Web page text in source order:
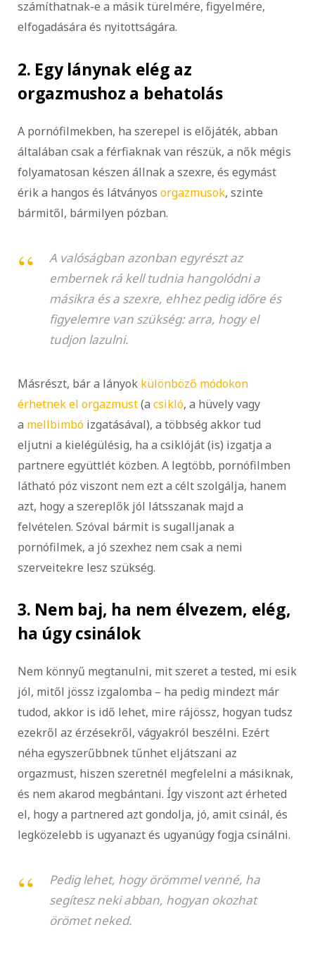
számíthatnak-e a másik türelmére, figyelmére,
elfogadására és nyitottságára.
2. Egy lánynak elég az
orgazmushoz a behatolás
A pornófilmekben, ha szerepel is előjáték, abban
általában csak a férfiaknak van részük, a nők mégis
folyamatosan készen állnak a szexre, és egymást
érik a hangos és látványos orgazmusok, szinte
bármitől, bármilyen pózban.
A valóságban azonban egyrészt az
embernek rá kell tudnia hangolódni a
másikra és a szexre, ehhez pedig időre és
figyelemre van szükség: arra, hogy el
tudjon lazulni.
Másrészt, bár a lányok különböző módokon
érhetnek el orgazmust(a csikló, a hüvely vagy
a mellbimbó izgatásával), a többség akkor tud
eljutni a kielégülésig, ha a csiklóját (is) izgatja a
partnere együttlét közben. A legtöbb, pornófilmben
látható póz viszont nem ezt a célt szolgálja, hanem
azt, hogy a szereplők jól látsszanak majd a
felvételen. Szóval bármit is sugalljanak a
pornófilmek, a jó szexhez nem csak a nemi
szerveitekre lesz szükség.
3. Nem baj, ha nem élvezem, elég,
ha úgy csinálok
Nem könnyű megtanulni, mit szeret a tested, mi esik
jól, mitől jössz izgalomba – ha pedig mindezt már
tudod, akkor is idő lehet, mire rájössz, hogyan tudsz
ezekről az érzésekről, vágyakról beszélni. Ezért
néha egyszerűbbnek tűnhet eljátszani az
orgazmust, hiszen szeretnél megfelelni a másiknak,
és nem akarod megbántani. Így viszont azt érheted
el, hogy a partnered azt gondolja, jó, amit csinál, és
legközelebb is ugyanazt és ugyanúgy fogja csinálni.
Pedig lehet, hogy örömmel venné, ha
segítesz neki abban, hogyan okozhat
örömet neked.